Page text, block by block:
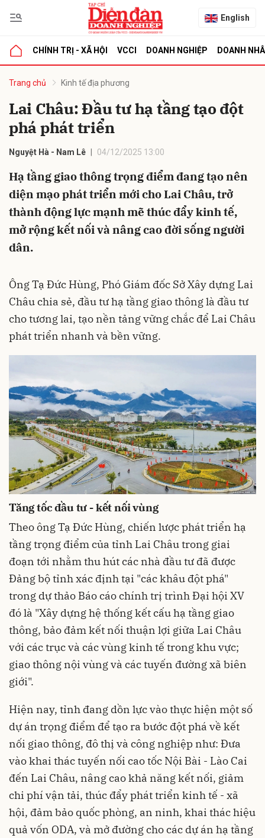
English
CHÍNH TRỊ - XÃ HỘI VCCI DOANH NGHIỆP DOANH
Trang chủ Kinh tế địa phương
Lai Châu: Đầu tư hạ tầng tạo đột
phá phát triển
Nguyệt Hà - Nam Lê 04/12/2025 13:00
Hạ tầng giao thông trọng điểm đang tạo nên
diện mạo phát triển mới cho Lai Châu, trở
thành động lực mạnh mẽ thúc đẩy kinh tế,
mở rộng kết nối và nâng cao đời sống người
dân.
Ông Tạ Đức Hùng, Phó Giám đốc Sở Xây dựng Lai
Châu chia sẻ, đầu tư hạ tầng giao thông là đầu tư
cho tương lai, tạo nền tảng vững chắc để Lai Châu
phát triển nhanh và bền vững.
Tăng tốc đầu tư - kết nối vùng
Theo ông Tạ Đức Hùng, chiến lược phát triển hạ
tầng trọng điểm của tỉnh Lai Châu trong giai
đoạn tới nhằm thu hút các nhà đầu tư đã được
Đảng bộ tỉnh xác định tại "các khâu đột phá"
trong dự thảo Báo cáo chính trị trình Đại hội XV
đó là "Xây dựng hệ thống kết cấu hạ tầng giao
thông, bảo đảm kết nối thuận lợi giữa Lai Châu
với các trục và các vùng kinh tế trong khu vực;
giao thông nội vùng và các tuyến đường xã biên
giới".
Hiện nay, tỉnh đang dồn lực vào thực hiện một số
dự án trọng điểm để tạo ra bước đột phá về kết
nối giao thông, đô thị và công nghiệp như: Đưa
vào khai thác tuyến nối cao tốc Nội Bài - Lào Cai
đến Lai Châu, nâng cao khả năng kết nối, giảm
chi phí vận tải, thúc đẩy phát triển kinh tế - xã
hội, đảm bảo quốc phòng, an ninh, khai thác hiệu
quả vốn ODA, và mở đường cho các dự án hạ tầng
luận
Hủy